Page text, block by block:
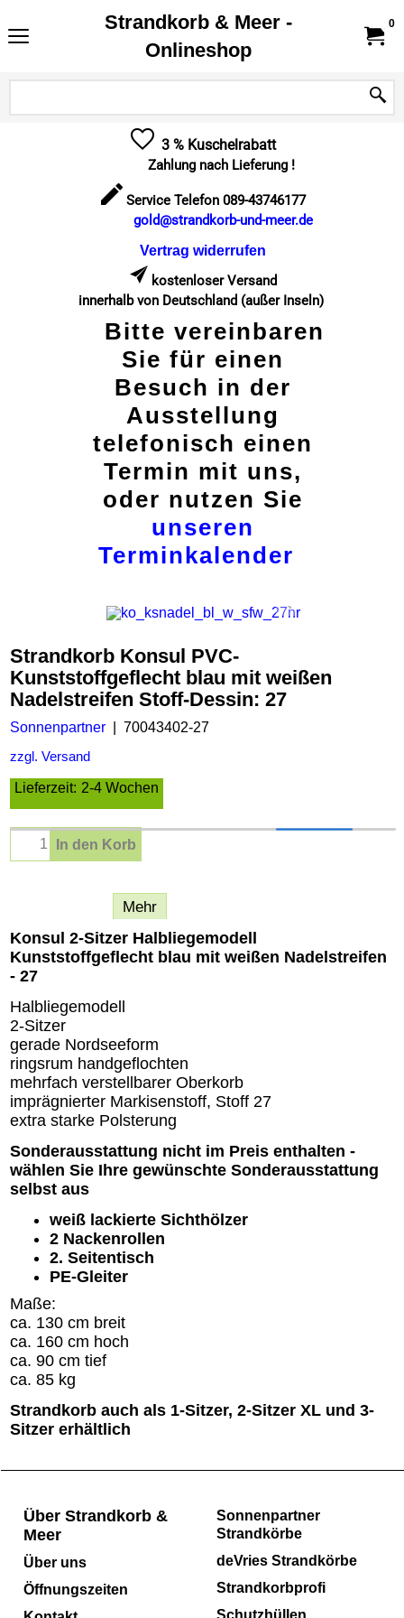
Strandkorb & Meer -
Onlineshop
0
3 % Kuschelrabatt
Zahlung nach Lieferung !
Service Telefon 089-43746177
gold@strandkorb-und-meer.de
Vertrag widerrufen
kostenloser Versand
innerhalb von Deutschland (außer Inseln)
Bitte vereinbaren
Sie für einen
Besuch in der
Ausstellung
telefonisch einen
Termin mit uns,
oder nutzen Sie
unseren
Terminkalender
Strandkorb Konsul PVC-
Kunststoffgeflecht blau mit weißen
Nadelstreifen Stoff-Dessin: 27
Sonnenpartner 70043402-27
zzgl. Versand
Lieferzeit: 2-4 Wochen
In den Korb
Mehr
Konsul 2-Sitzer Halbliegemodell
Kunststoffgeflecht blau mit weißen Nadelstreifen
- 27
Halbliegemodell
2-Sitzer
gerade Nordseeform
ringsrum handgeflochten
mehrfach verstellbarer Oberkorb
imprägnierter Markisenstoff, Stoff 27
extra starke Polsterung
Sonderausstattung nicht im Preis enthalten -
wählen Sie Ihre gewünschte Sonderausstattung
selbst aus
weiß lackierte Sichthölzer
2 Nackenrollen
2. Seitentisch
PE-Gleiter
Maße:
ca. 130 cm breit
ca. 160 cm hoch
ca. 90 cm tief
ca. 85 kg
Strandkorb auch als 1-Sitzer, 2-Sitzer XL und 3-
Sitzer erhältlich
Sonnenpartner
Strandkörbe
deVries Strandkörbe
Strandkorbprofi
Schutzhüllen
Über Strandkorb &
Meer
Über uns
Öffnungszeiten